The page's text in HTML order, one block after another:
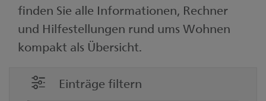
finden Sie alle Informationen, Rechner
und Hilfestellungen rund ums Wohnen
kompakt als Übersicht.
Einträge filtern